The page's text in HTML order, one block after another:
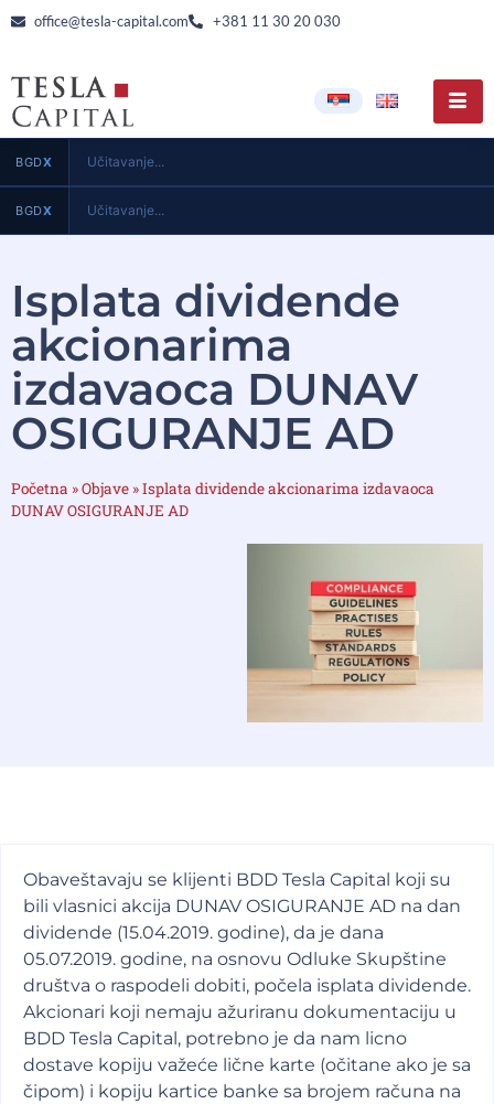
office@tesla-capital.com +381 11 30 20 030
BGDX Učitavanje...
BGDX Učitavanje...
Isplata dividende
akcionarima
izdavaoca DUNAV
OSIGURANJE AD
Početna »Objave »Isplata dividende akcionarima izdavaoca
DUNAV OSIGURANJE AD
Obaveštavaju se klijenti BDD Tesla Capital koji su
bili vlasnici akcija DUNAV OSIGURANJE AD na dan
dividende (15.04.2019. godine), da je dana
05.07.2019. godine, na osnovu Odluke Skupštine
društva o raspodeli dobiti, počela isplata dividende.
Akcionari koji nemaju ažuriranu dokumentaciju u
BDD Tesla Capital, potrebno je da nam licno
dostave kopiju važeće lične karte (očitane ako je sa
čipom) i kopiju kartice banke sa brojem računa na